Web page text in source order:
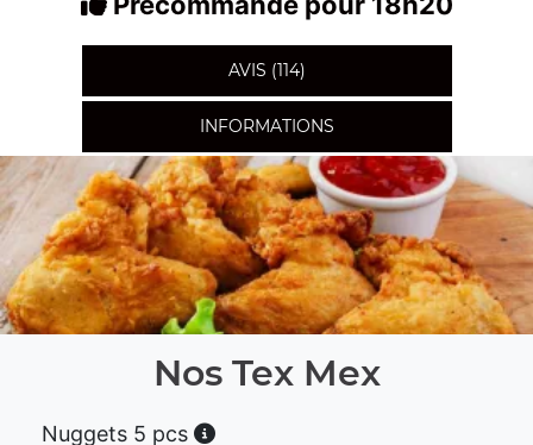
AVIS (114)
INFORMATIONS
Nos Tex Mex
Nuggets 5 pcs